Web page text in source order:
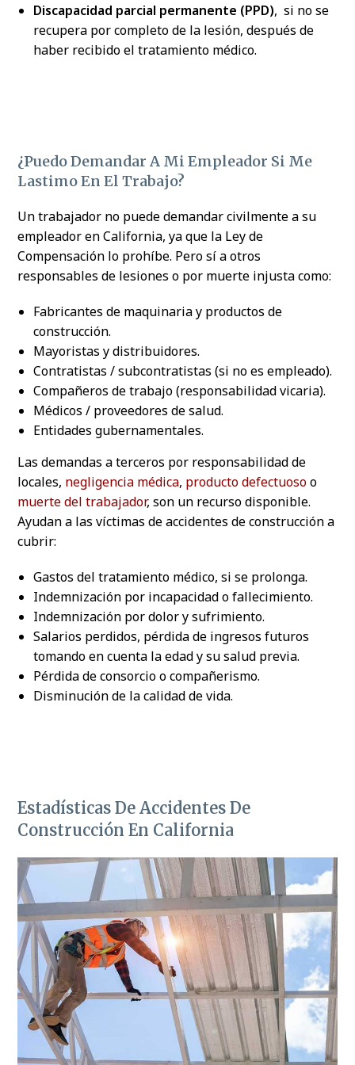
Discapacidad parcial permanente (PPD), si no se
recupera por completo de la lesión, después de
haber recibido el tratamiento médico.
¿Puedo Demandar A Mi Empleador Si Me
Lastimo En El Trabajo?
Un trabajador no puede demandar civilmente a su
empleador en California, ya que la Ley de
Compensación lo prohíbe. Pero sí a otros
responsables de lesiones o por muerte injusta como:
Fabricantes de maquinaria y productos de
construcción.
Mayoristas y distribuidores.
Contratistas / subcontratistas (si no es empleado).
Compañeros de trabajo (responsabilidad vicaria).
Médicos / proveedores de salud.
Entidades gubernamentales.
Las demandas a terceros por responsabilidad de
locales, negligencia médica, producto defectuosoo
muerte del trabajador, son un recurso disponible.
Ayudan a las víctimas de accidentes de construcción a
cubrir:
Gastos del tratamiento médico, si se prolonga.
Indemnización por incapacidad o fallecimiento.
Indemnización por dolor y sufrimiento.
Salarios perdidos, pérdida de ingresos futuros
tomando en cuenta la edad y su salud previa.
Pérdida de consorcio o compañerismo.
Disminución de la calidad de vida.
Estadísticas De Accidentes De
Construcción En California